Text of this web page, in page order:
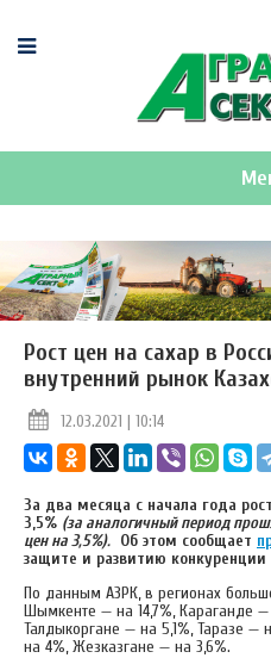
Рост цен на сахар в
внутренний рынок
12.03.2021 | 10:14
За два месяца с начала года
3,5% (за аналогичный период
цен на 3,5%). Об этом сообщает
защите и развитию конкуренции
По данным АЗРК, в регионах
Шымкенте — на 14,7%, Караганде —
Талдыкоргане — на 5,1%, Таразе —
на 4%, Жезказгане — на 3,6%.